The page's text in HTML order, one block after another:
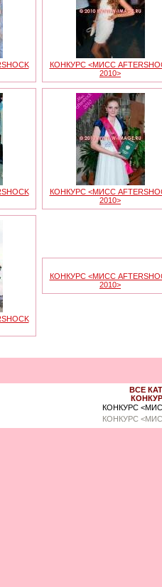
КОНКУРС <МИСС
2010>
КОНКУРС <МИСС
2010>
КОНКУРС <МИСС
2010>
ВСЕ
КОНКУРС
КОНКУРС